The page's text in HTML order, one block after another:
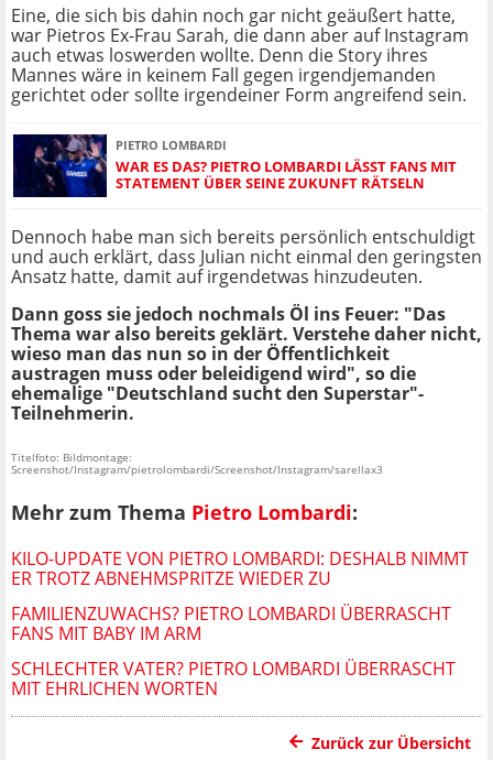
Eine, die sich bis dahin noch gar nicht geäußert hatte,
war Pietros Ex-Frau Sarah, die dann aber auf Instagram
auch etwas loswerden wollte. Denn die Story ihres
Mannes wäre in keinem Fall gegen irgendjemanden
gerichtet oder sollte irgendeiner Form angreifend sein.
PIETRO LOMBARDI
WAR ES DAS? PIETRO LOMBARDI LÄSST FANS MIT
STATEMENT ÜBER SEINE ZUKUNFT RÄTSELN
Dennoch habe man sich bereits persönlich entschuldigt
und auch erklärt, dass Julian nicht einmal den geringsten
Ansatz hatte, damit auf irgendetwas hinzudeuten.
Dann goss sie jedoch nochmals Öl ins Feuer: "Das
Thema war also bereits geklärt. Verstehe daher nicht,
wieso man das nun so in der Öffentlichkeit
austragen muss oder beleidigend wird", so die
ehemalige "Deutschland sucht den Superstar"-
Teilnehmerin.
Titelfoto: Bildmontage:
Screenshot/Instagram/pietrolombardi/Screenshot/Instagram/sarellax3
Mehr zum Thema Pietro Lombardi:
KILO-UPDATE VON PIETRO LOMBARDI: DESHALB NIMMT
ER TROTZ ABNEHMSPRITZE WIEDER ZU
FAMILIENZUWACHS? PIETRO LOMBARDI ÜBERRASCHT
FANS MIT BABY IM ARM
SCHLECHTER VATER? PIETRO LOMBARDI ÜBERRASCHT
MIT EHRLICHEN WORTEN
Zurück zur Übersicht